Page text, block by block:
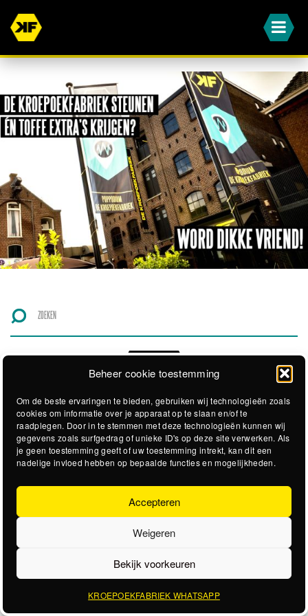
Beheer cookie toestemming
Om de beste ervaringen te bieden, gebruiken wij technologieën zoals
cookies om informatie over je apparaat op te slaan en/of te
raadplegen. Door in te stemmen met deze technologieën kunnen wij
gegevens zoals surfgedrag of unieke ID's op deze site verwerken. Als
je geen toestemming geeft of uw toestemming intrekt, kan dit een
nadelige invloed hebben op bepaalde functies en mogelijkheden.
Accepteren
Weigeren
Bekijk voorkeuren
KROEPOEKFABRIEK WHATSAPP
WORD JIJ OOK EEN VAN ONZE DIKKE VRIENDEN?